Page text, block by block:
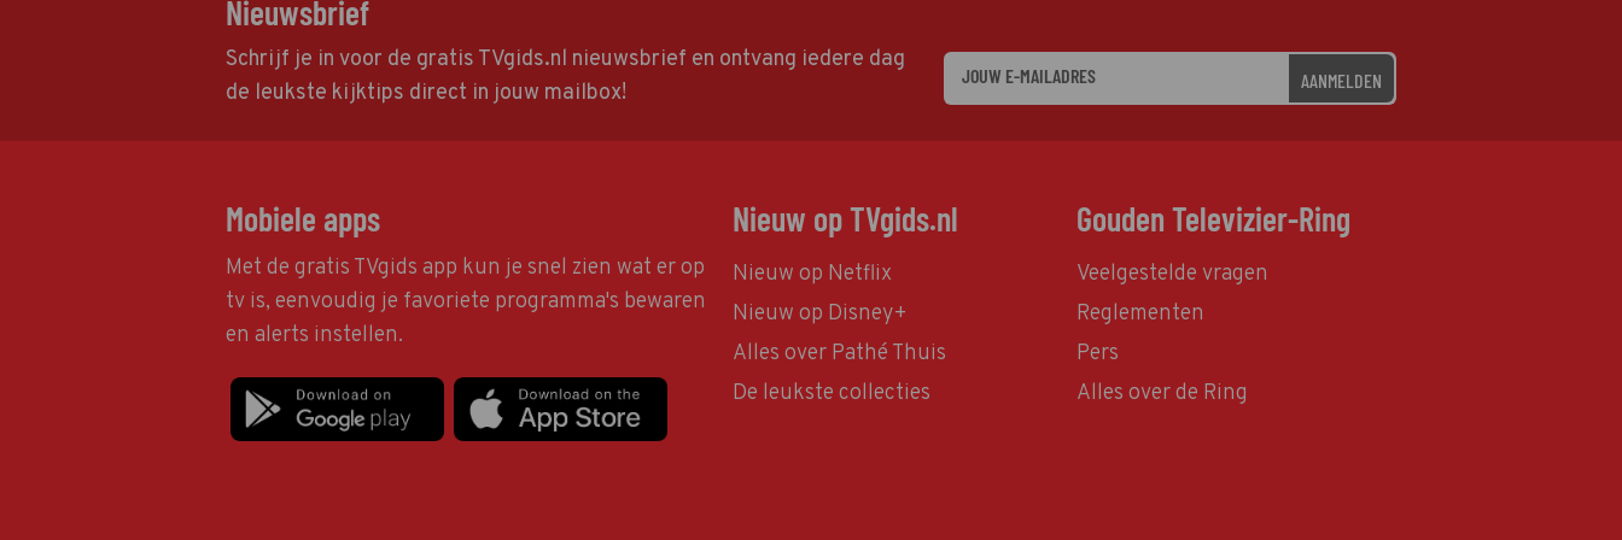
Nieuwsbrief
Schrijf je in voor de gratis TVgids.nl nieuwsbrief en ontvang iedere dag
de leukste kijktips direct in jouw mailbox!
AANMELDEN
Mobiele apps
Met de gratis TVgids app kun je snel zien wat er op
tv is, eenvoudig je favoriete programma's bewaren
en alerts instellen.
Nieuw op TVgids.nl
Nieuw op Netflix
Nieuw op Disney+
Alles over Pathé Thuis
De leukste collecties
Gouden Televizier-Ring
Veelgestelde vragen
Reglementen
Pers
Alles over de Ring